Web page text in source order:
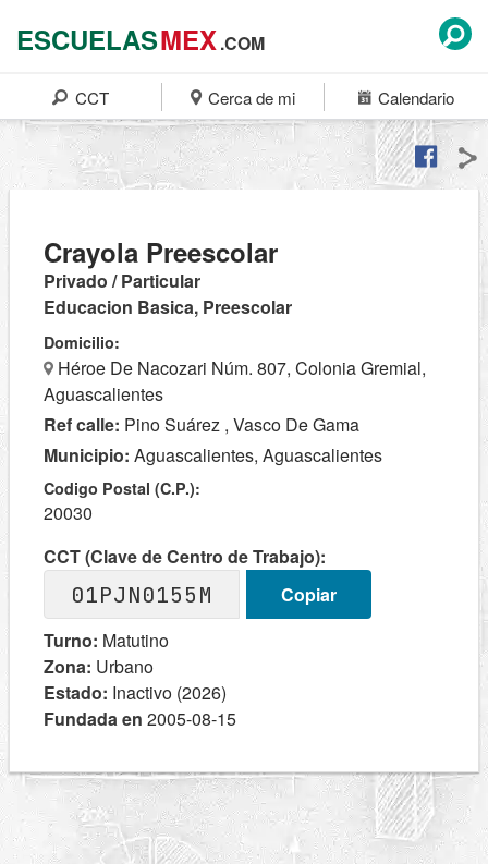
ESCUELASMEX.COM
CCT Cerca de mi Calendario
Crayola Preescolar
Privado / Particular
Educacion Basica, Preescolar
Domicilio:
Héroe De Nacozari Núm. 807, Colonia Gremial,
Aguascalientes
Ref calle: Pino Suárez , Vasco De Gama
Municipio: Aguascalientes, Aguascalientes
Codigo Postal (C.P.):
20030
CCT (Clave de Centro de Trabajo):
01PJN0155M
Copiar
Turno: Matutino
Zona: Urbano
Estado: Inactivo (2026)
Fundada en 2005-08-15